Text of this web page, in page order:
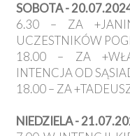
SOBOTA -
6.30 – ZA
UCZESTNIKÓW
18.00 – ZA
INTENCJA OD
18.00 – ZA
NIEDZIELA -